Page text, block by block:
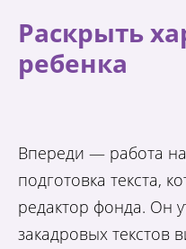
Раскрыть
ребенка
Впереди — работа
подготовка текста,
редактор фонда. Он
закадровых текстов